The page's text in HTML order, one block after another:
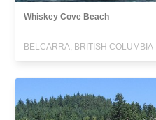
Whiskey Cove Beach
BELCARRA, BRITISH COLUMBIA